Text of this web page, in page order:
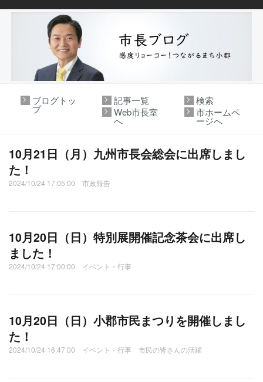
ブログトッ
プ
記事一覧
検索
Web市長室
へ
市ホームペ
ージへ
10月21日（月）九州市長会総会に出席しまし
た！
2024/10/24 17:05:00 市政報告
10月20日（日）特別展開催記念茶会に出席し
ました！
2024/10/24 17:00:00 イベント・行事
10月20日（日）小郡市民まつりを開催しまし
た！
2024/10/24 16:47:00 イベント・行事 市民の皆さんの活躍